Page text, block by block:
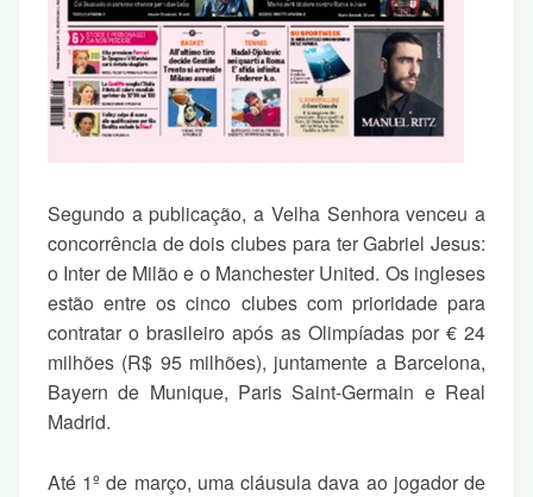
Segundo a publicação, a Velha Senhora venceu a
concorrência de dois clubes para ter Gabriel Jesus:
o Inter de Milão e o Manchester United. Os ingleses
estão entre os cinco clubes com prioridadepara
contratar o brasileiro após as Olimpíadas por € 24
milhões (R$ 95 milhões), juntamente a Barcelona,
Bayern de Munique, Paris Saint-Germain e Real
Madrid.
Até 1º de março, uma cláusula dava ao jogador de